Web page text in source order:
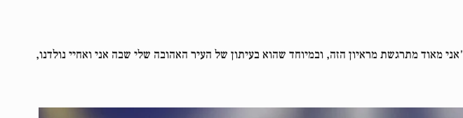
"אני מאוד מתרגשת מראיון הזה, ובמיוחד שהוא בעיתון של העיר האהובה שלי שבה אני ואחיי נולדנו,